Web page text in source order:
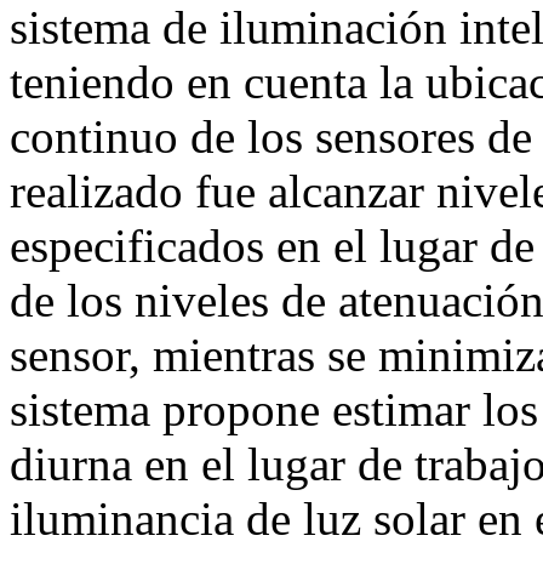
sistema de iluminación
teniendo en cuenta la
continuo de los sensores
realizado fue alcanzar
especificados en el lugar
de los niveles de
sensor, mientras se
sistema propone estimar
diurna en el lugar de
iluminancia de luz solar en